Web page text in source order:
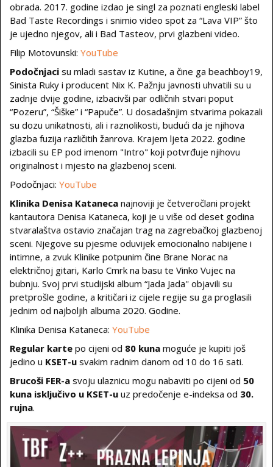
obrada. 2017. godine izdao je singl za poznati engleski label
Bad Taste Recordings i snimio video spot za “Lava VIP” što
je ujedno njegov, ali i Bad Tasteov, prvi glazbeni video.
Filip Motovunski: YouTube
Podočnjaci su mladi sastav iz Kutine, a čine ga beachboy19,
Sinista Ruky i producent Nix K. Pažnju javnosti uhvatili su u
zadnje dvije godine, izbacivši par odličnih stvari poput
“Pozeru”, “Šiške” i “Papuče”. U dosadašnjim stvarima pokazali
su dozu unikatnosti, ali i raznolikosti, budući da je njihova
glazba fuzija različitih žanrova. Krajem ljeta 2022. godine
izbacili su EP pod imenom "Intro" koji potvrđuje njihovu
originalnost i mjesto na glazbenoj sceni.
Podočnjaci: YouTube
Klinika Denisa Kataneca najnoviji je četveročlani projekt
kantautora Denisa Kataneca, koji je u više od deset godina
stvaralaštva ostavio značajan trag na zagrebačkoj glazbenoj
sceni. Njegove su pjesme oduvijek emocionalno nabijene i
intimne, a zvuk Klinike potpunim čine Brane Norac na
električnoj gitari, Karlo Cmrk na basu te Vinko Vujec na
bubnju. Svoj prvi studijski album “Jada Jada'' objavili su
pretprošle godine, a kritičari iz cijele regije su ga proglasili
jednim od najboljih albuma 2020. Godine.
Klinika Denisa Kataneca: YouTube
Regular karte po cijeni od 80 kuna moguće je kupiti još
jedino u KSET-u svakim radnim danom od 10 do 16 sati.
Brucoši FER-a svoju ulaznicu mogu nabaviti po cijeni od 50
kuna isključivo u KSET-u uz predočenje e-indeksa od 30.
rujna.